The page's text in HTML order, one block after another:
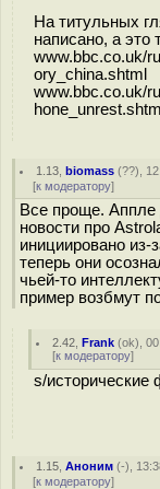
На титульных
написано, а это
www.bbc.co.uk/
ory_china.shtml
www.bbc.co.uk/
hone_unrest.shtml
1.13 ,biomass (??),
[к модератору]
Все проще. Аппле
новости про
инициировано из-
теперь они
чьей-то
пример возбмут
2.42 ,Frank (ok),
[к модератору]
s/исторические
1.15 ,Аноним (-),
[к модератору]